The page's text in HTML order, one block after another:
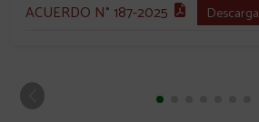
ACUERDO N° 187-2025 Descarga